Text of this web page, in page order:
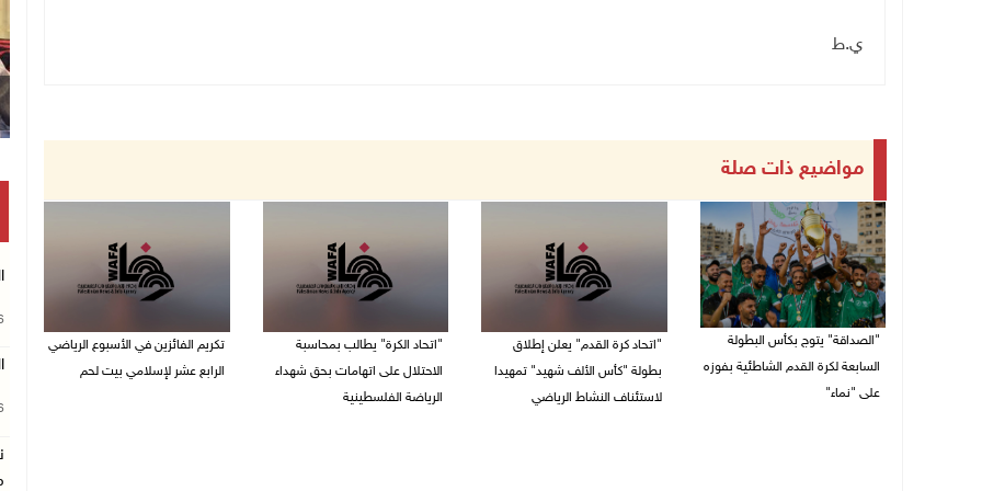
ي.ط
مواضيع ذات صلة
"الصداقة" يتوج بكأس البطولة
السابعة لكرة القدم الشاطئية بفوزه
على "نماء"
"اتحاد كرة القدم" يعلن إطلاق
بطولة "كأس الألف شهيد" تمهيدا
لاستئناف النشاط الرياضي
"اتحاد الكرة" يطالب بمحاسبة
الاحتلال على اتهامات بحق شهداء
الرياضة الفلسطينية
تكريم الفائزين في الأسبوع الرياضي
الرابع عشر لإسلامي بيت لحم